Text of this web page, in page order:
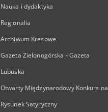
Nauka i dydaktyka
Regionalia
Archiwum Kresowe
Gazeta Zielonogórska - Gazeta
Lubuska
Otwarty Międzynarodowy Konkurs na
Rysunek Satyryczny